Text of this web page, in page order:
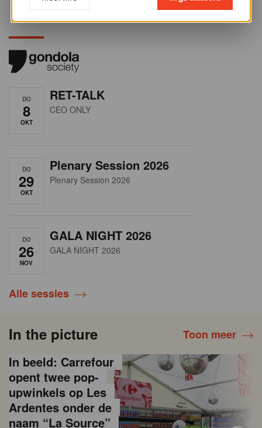
DO
8
OKT
RET-TALK
CEO ONLY
DO
29
OKT
Plenary Session 2026
Plenary Session 2026
DO
26
NOV
GALA NIGHT 2026
GALA NIGHT 2026
Alle sessies
In the picture Toon meer
In beeld: Carrefour
opent twee pop-
upwinkels op Les
Ardentes onder de
naam “La Source”